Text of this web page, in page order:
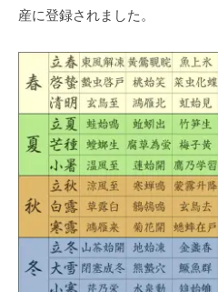
産に登録されました。